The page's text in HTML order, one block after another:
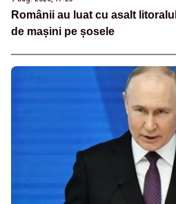
Românii au luat cu asalt
de mașini pe șosele